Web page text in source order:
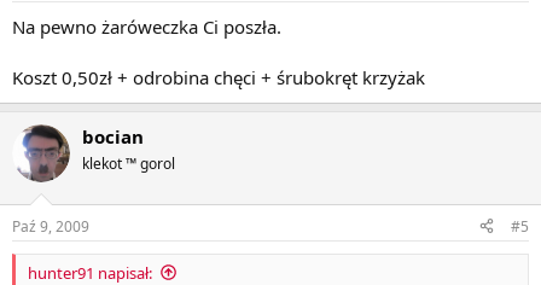
Na pewno żaróweczka Ci poszła.
Koszt 0,50zł + odrobina chęci + śrubokręt krzyżak
bocian
klekot ™ gorol
Paź 9, 2009 #5
hunter91 napisał: